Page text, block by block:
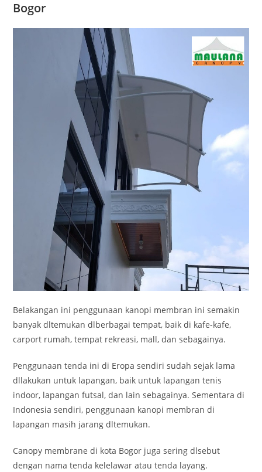
Bogor
Belakangan ini penggunaan kanopi membran ini semakin
banyak dltemukan dlberbagai tempat, baik di kafe-kafe,
carport rumah, tempat rekreasi, mall, dan sebagainya.
Penggunaan tenda ini di Eropa sendiri sudah sejak lama
dllakukan untuk lapangan, baik untuk lapangan tenis
indoor, lapangan futsal, dan lain sebagainya. Sementara di
Indonesia sendiri, penggunaan kanopi membran di
lapangan masih jarang dltemukan.
Canopy membrane di kota Bogor juga sering dlsebut
dengan nama tenda kelelawar atau tenda layang.